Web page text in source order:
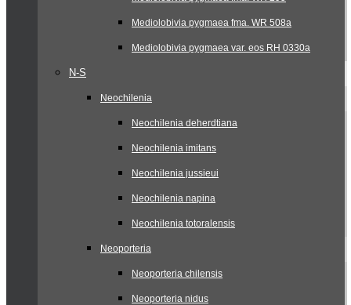
Mediolobivia pygmaea fma. WR 508a
Mediolobivia pygmaea var. eos RH 0330a
N-S
Neochilenia
Neochilenia deherdtiana
Neochilenia imitans
Neochilenia jussieui
Neochilenia napina
Neochilenia totoralensis
Neoporteria
Neoporteria chilensis
Neoporteria nidus